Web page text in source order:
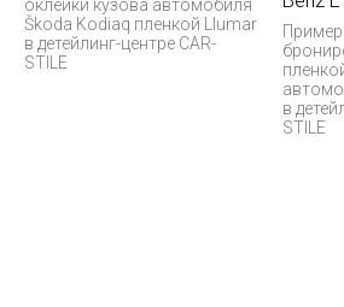
оклейки кузова автомобиля
Škoda Kodiaq пленкой Llumar
в детейлинг-центре CAR-
STILE
в
STILE